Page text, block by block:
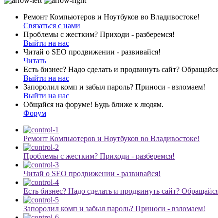
Ремонт Компьютеров и Ноутбуков во Владивостоке!
Связаться с нами
Проблемы с жестким? Приходи - разберемся!
Выйти на нас
Читай о SEO продвижении - развивайся!
Читать
Есть бизнес? Надо сделать и продвинуть сайт?
Выйти на нас
Запоролил комп и забыл пароль? Приноси - взломаем!
Выйти на нас
Общайся на форуме! Будь ближе к людям.
Форум
Ремонт Компьютеров и Ноутбуков во Владивостоке!
Проблемы с жестким? Приходи - разберемся!
Читай о SEO продвижении - развивайся!
Есть бизнес? Надо сделать и продвинуть сайт?
Запоролил комп и забыл пароль? Приноси - взломаем!